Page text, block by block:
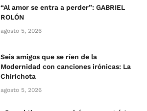
“Al amor se entra a perder”: GABRIEL
ROLÓN
agosto 5, 2026
Seis amigos que se ríen de la
Modernidad con canciones irónicas: La
Chirichota
agosto 5, 2026